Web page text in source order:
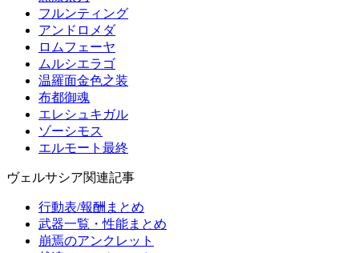
フルンティング
アンドロメダ
ロムフェーヤ
ムルシエラゴ
温羅面金色之装
布都御魂
エレシュキガル
ゾーシモス
エルモート最終
ヴェルサシア関連記事
行動表/報酬まとめ
武器一覧・性能まとめ
崩焉のアンクレット